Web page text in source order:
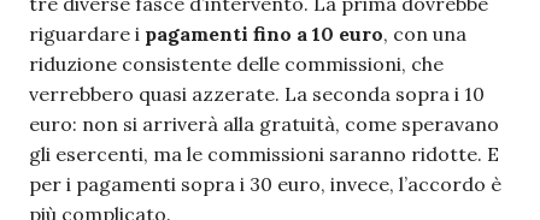
riguardare i pagamenti fino a 10 euro, con una
riduzione consistente delle commissioni, che
verrebbero quasi azzerate. La seconda sopra i 10
euro: non si arriverà alla gratuità, come speravano
gli esercenti, ma le commissioni saranno ridotte. E
per i pagamenti sopra i 30 euro, invece, l’accordo è
più complicato.